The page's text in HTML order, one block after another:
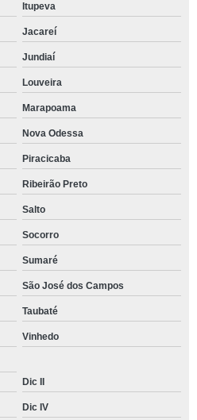
Itupeva
Jacareí
Jundiaí
Louveira
Marapoama
Nova Odessa
Piracicaba
Ribeirão Preto
Salto
Socorro
Sumaré
São José dos Campos
Taubaté
Vinhedo
Dic II
Dic IV